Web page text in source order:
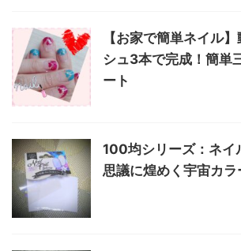
【お家で簡単ネイル
シュ3本で完成！簡単
ート
100均シリーズ：ネイ
思議に煌めく宇宙カラ